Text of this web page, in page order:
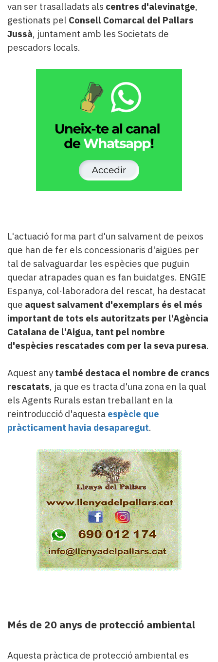
van ser trasalladats als centres d'alevinatge,
gestionats pel Consell Comarcal del Pallars
Jussà, juntament amb les Societats de
pescadors locals.
L'actuació forma part d'un salvament de peixos
que han de fer els concessionaris d'aigües per
tal de salvaguardar les espècies que puguin
quedar atrapades quan es fan buidatges. ENGIE
Espanya, col·laboradora del rescat, ha destacat
que aquest salvament d'exemplars és el més
important de tots els autoritzats per l'Agència
Catalana de l'Aigua, tant pel nombre
d'espècies rescatades com per la seva puresa.
Aquest anytambé destaca el nombre de crancs
rescatats, ja que es tracta d'una zona en la qual
els Agents Rurals estan treballant en la
reintroducció d'aquesta espècie que
pràcticament havia desaparegut.
Més de 20 anys de protecció ambiental
Aquesta pràctica de protecció ambiental es